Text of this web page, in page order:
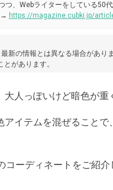
つ、Webライターをしている50
→ https://magazine.cubki.jp/
新の情報とは異なる場合があり
があります。
人っぽいけど暗色が重
イテムを混ぜること
コーディネートをご紹